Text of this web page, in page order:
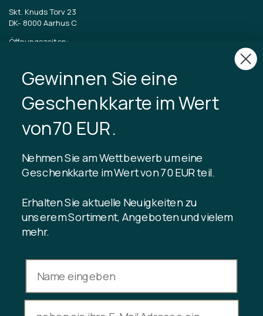
Skt. Knuds Torv 23
DK- 8000 Aarhus C
Öffnungszeiten:
CVR: 40875743
TIBLADIN
Über Tibladin
Nachhaltige Produktion
Kundenclub registrieren
Kontaktiere uns
INFORMATION
Datenschutzrichtlinie
Gewinnen Sie eine
Geschenkkarte im Wert
von70 EUR.
Nehmen Sie am Wettbewerb um eine
Geschenkkarte im Wert von 70 EUR teil.
Erhalten Sie aktuelle Neuigkeiten zu
unserem Sortiment, Angeboten und vielem
mehr.